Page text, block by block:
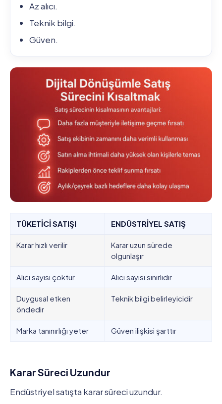
Az alıcı.
Teknik bilgi.
Güven.
TÜKETİCİ SATIŞI ENDÜSTRİYEL SATIŞ
Karar hızlı verilir
Karar uzun sürede
olgunlaşır
Alıcı sayısı çoktur Alıcı sayısı sınırlıdır
Duygusal etken
öndedir
Teknik bilgi belirleyicidir
Marka tanınırlığı yeter Güven ilişkisi şarttır
Karar Süreci Uzundur
Endüstriyel satışta karar süreci uzundur.